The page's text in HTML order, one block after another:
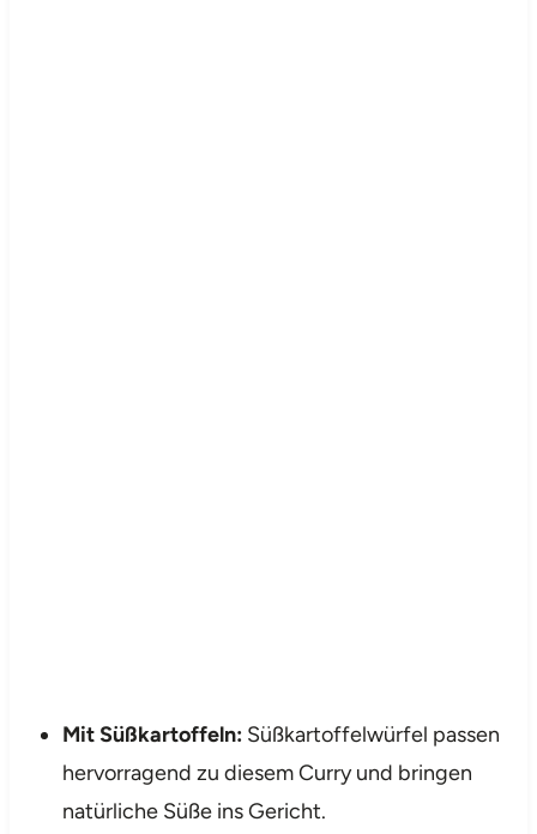
Mit Süßkartoffeln:Süßkartoffelwürfel passen
hervorragend zu diesem Curry und bringen
natürliche Süße ins Gericht.